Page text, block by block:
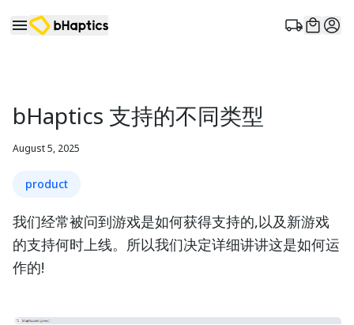
bHaptics 支持的不同类型
August 5, 2025
product
我们经常被问到游戏是如何获得支持的,以及新游戏
的支持何时上线。所以我们决定详细讲讲这是如何运
作的!